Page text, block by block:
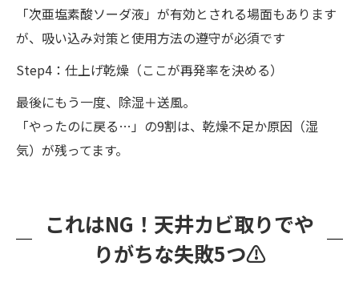
「次亜塩素酸ソーダ液」が有効とされる場面もあります
が、吸い込み対策と使用方法の遵守が必須です
Step4：仕上げ乾燥（ここが再発率を決める）
最後にもう一度、除湿＋送風。
「やったのに戻る…」の9割は、乾燥不足か原因（湿
気）が残ってます。
これはNG！天井カビ取りでや
りがちな失敗5つ⚠️